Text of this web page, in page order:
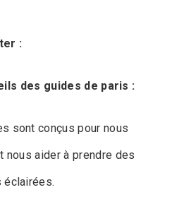
:
des guides de paris :
sont conçus pour nous
nous aider à prendre des